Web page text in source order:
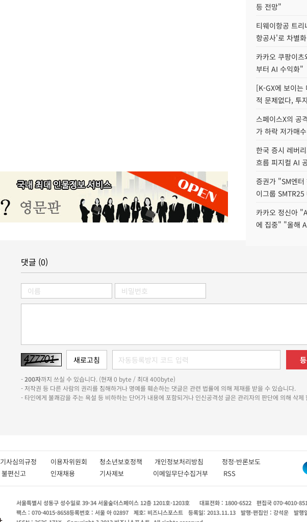
등 전망"
티웨이항공 트
항공사'로 차별화
카카오 쿠팡이
부터 AI 수익화"
[K-GX에 보이
적 문제없다, 투
스페이스X의 공
가 하락 저가매
한국 증시 레버
흐름 피지컬 AI
증권가 "SM엔터
이그룹
카카오 정신아
에 집중" "올해
댓글 (0)
-200자까지 쓰실 수 있습니다. (현재 0 byte / 최대 400byte)
- 저작권 등 다른 사람의 권리를 침해하거나 명예를 훼손하는 댓글은 관련 법률에 의해 제재를 받을 수 있습니다.
- 타인에게 불쾌감을 주는 욕설 등 비하하는 단어가 내용에 포함되거나 인신공격성 글은 관리자의 판단에 의해 삭제
기사심의규정 이용자위원회 청소년보호정책 개인정보처리방침 정정·반론보도
불편신고 인재채용 기사제보 이메일무단수집거부 RSS
서울특별시 성동구 성수일로 39-34 서울숲더스페이스 12층 1201호-1203호 대표전화 : 1800-6522 편집국 070-4010-
팩스 : 070-4015-8658등록번호 : 서울 아 02897 제호: 비즈니스포스트 등록일: 2013.11.13 발행·편집인 : 강석운 발행